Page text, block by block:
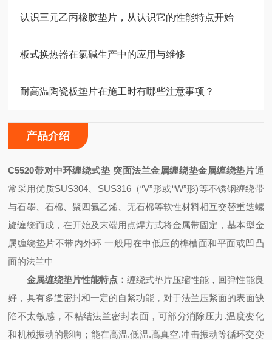
认识三元乙丙橡胶垫片，从认识它的性能特点开始
板式换热器在氯碱生产中的应用与维修
耐高温陶瓷板垫片在施工时有哪些注意事项？
产品介绍
C5520带对中环缠绕式垫 突面法兰金属缠绕垫金属缠绕垫片通
常采用优质SUS304、SUS316（“V”形或“W”形)等不锈钢缠绕带
与石墨、石棉、聚四氟乙烯、无石棉等软性材料相互交替重迭螺
旋缠绕而成，在开始及末端用点焊方式将金属带固定，基本型金
属缠绕垫片不带内外环 一般用在中低压的榫槽面和平面或凹凸
面的法兰中
金属缠绕垫片性能特点： 缠绕式垫片压缩性能，回弹性能良
好，具有多道密封和一定的自紧功能，对于法兰压紧面的表面缺
陷不太敏感，不粘结法兰密封表面，可部分消除压力.温度变化
和机械振动的影响；能在高温.低温.高真空.冲击振动等循环交变